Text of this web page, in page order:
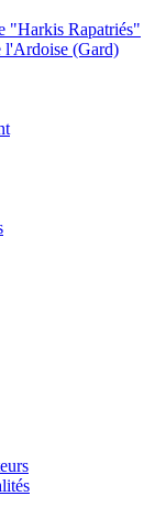
"Harkis Rapatriés"
l'Ardoise (Gard)